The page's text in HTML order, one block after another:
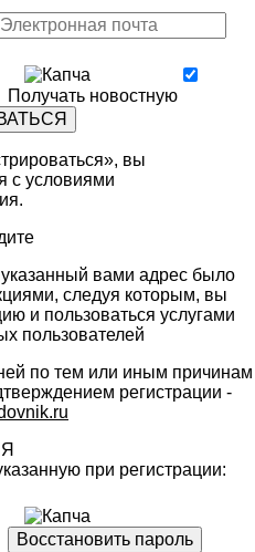
Получать новостную
вы
с условиями
.
вами адрес было
следуя которым, вы
и пользоваться услугами
пользователей
по тем или иным причинам
регистрации -
при регистрации: